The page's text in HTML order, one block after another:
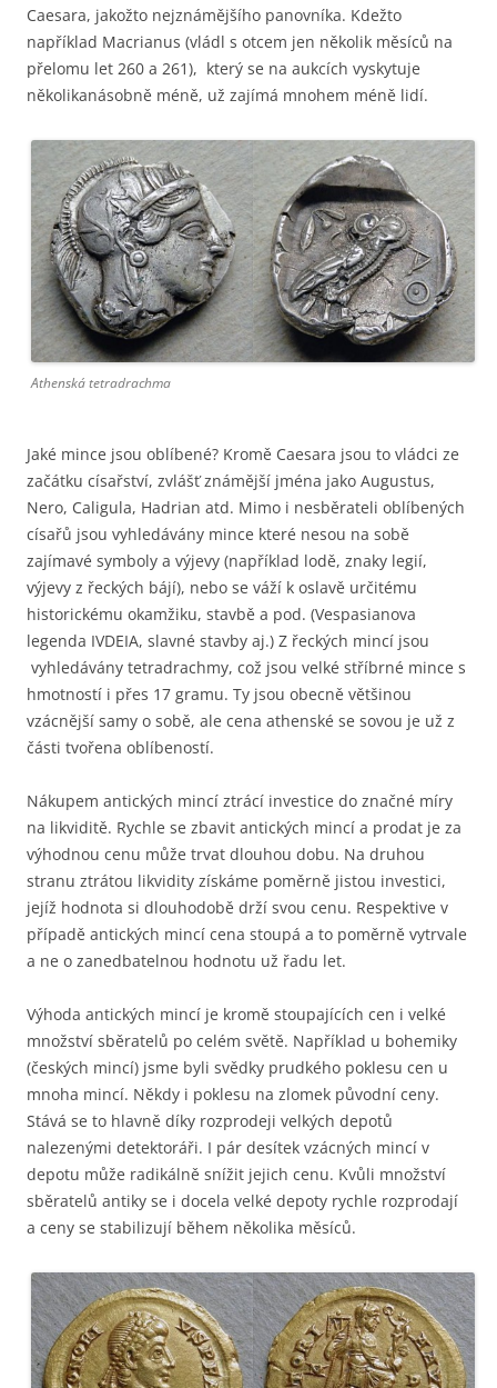
Caesara, jakožto nejznámějšího panovníka. Kdežto
například Macrianus (vládl s otcem jen několik měsíců na
přelomu let 260 a 261), který se na aukcích vyskytuje
několikanásobně méně, už zajímá mnohem méně lidí.
Athenská tetradrachma
Jaké mince jsou oblíbené? Kromě Caesara jsou to vládci ze
začátku císařství, zvlášť známější jména jako Augustus,
Nero, Caligula, Hadrian atd. Mimo i nesběrateli oblíbených
císařů jsou vyhledávány mince které nesou na sobě
zajímavé symboly a výjevy (například lodě, znaky legií,
výjevy z řeckých bájí), nebo se váží k oslavě určitému
historickému okamžiku, stavbě a pod. (Vespasianova
legenda IVDEIA, slavné stavby aj.) Z řeckých mincí jsou
vyhledávány tetradrachmy, což jsou velké stříbrné mince s
hmotností i přes 17 gramu. Ty jsou obecně většinou
vzácnější samy o sobě, ale cena athenské se sovou je už z
části tvořena oblíbeností.
Nákupem antických mincí ztrácí investice do značné míry
na likviditě. Rychle se zbavit antických mincí a prodat je za
výhodnou cenu může trvat dlouhou dobu. Na druhou
stranu ztrátou likvidity získáme poměrně jistou investici,
jejíž hodnota si dlouhodobě drží svou cenu. Respektive v
případě antických mincí cena stoupá a to poměrně vytrvale
a ne o zanedbatelnou hodnotu už řadu let.
Výhoda antických mincí je kromě stoupajících cen i velké
množství sběratelů po celém světě. Například u bohemiky
(českých mincí) jsme byli svědky prudkého poklesu cen u
mnoha mincí. Někdy i poklesu na zlomek původní ceny.
Stává se to hlavně díky rozprodeji velkých depotů
nalezenými detektoráři. I pár desítek vzácných mincí v
depotu může radikálně snížit jejich cenu. Kvůli množství
sběratelů antiky se i docela velké depoty rychle rozprodají
a ceny se stabilizují během několika měsíců.